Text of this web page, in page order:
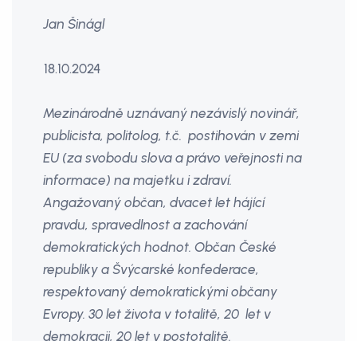
Jan Šinágl
18.10.2024
Mezinárodně uznávaný nezávislý novinář,
publicista, politolog, t.č. postihován v zemi
EU (za svobodu slova a právo veřejnosti na
informace) na majetku i zdraví.
Angažovaný občan, dvacet let hájící
pravdu, spravedlnost a zachování
demokratických hodnot. Občan České
republiky a Švýcarské konfederace,
respektovaný demokratickými občany
Evropy. 30 let života v totalitě, 20 let v
demokracii, 20 let v postotalitě.